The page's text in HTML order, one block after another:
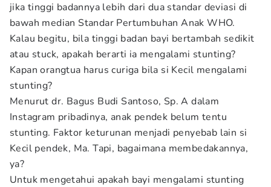
jika tinggi badannya lebih dari dua standar deviasi di
bawah median Standar Pertumbuhan Anak WHO.
Kalau begitu, bila tinggi badan bayi bertambah sedikit
atau stuck, apakah berarti ia mengalami stunting?
Kapan orangtua harus curiga bila si Kecil mengalami
stunting?
Menurut dr. Bagus Budi Santoso, Sp. A dalam
Instagram pribadinya, anak pendek belum tentu
stunting. Faktor keturunan menjadi penyebab lain si
Kecil pendek, Ma. Tapi, bagaimana membedakannya,
ya?
Untuk mengetahui apakah bayi mengalami stunting